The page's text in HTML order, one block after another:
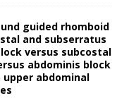
guided rhomboid
and subserratus
versus subcostal
abdominis block
upper abdominal